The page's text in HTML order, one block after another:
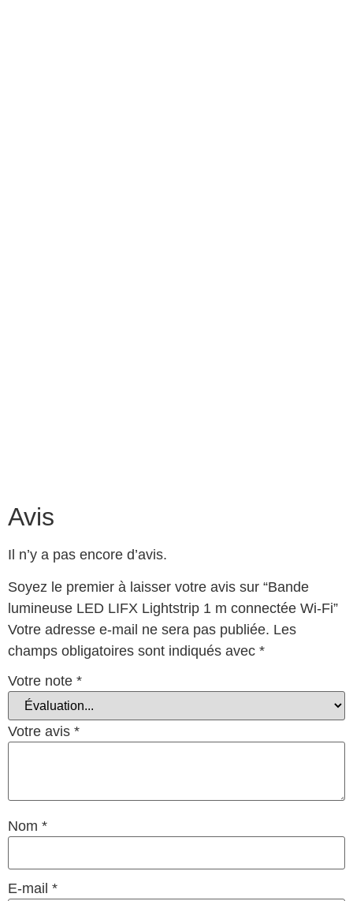
Avis
Il n’y a pas encore d’avis.
Soyez le premier à laisser votre avis sur “Bande
lumineuse LED LIFX Lightstrip 1 m connectée Wi-Fi”
Votre adresse e-mail ne sera pas publiée. Les
champs obligatoires sont indiqués avec *
Votre note *
Votre avis *
Nom *
E-mail *